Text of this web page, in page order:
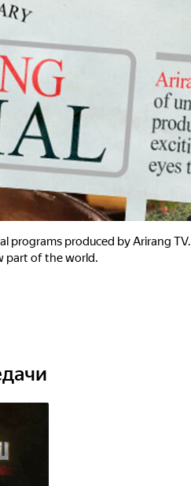
programs produced by Arirang TV.
part of the world.